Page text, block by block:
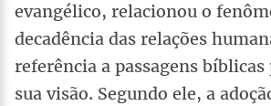
evangélico, relacionou o
decadência das relações
referência a passagens bíblicas
sua visão. Segundo ele, a